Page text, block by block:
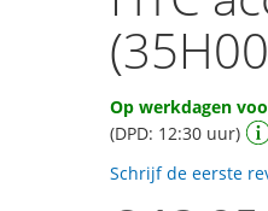
Op werkdagen
(DPD: 12:30 uur)
Schrijf de eerste